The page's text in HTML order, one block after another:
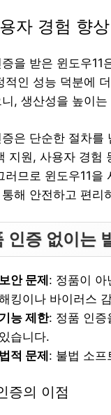
자 경험 향상
을 받은 윈도우11
적인 성능 덕분에
, 생산성을 높이
은 단순한 절차를
지원, 사용자 경험
러므로 윈도우11을
해 안전하고 편리
인증 없이는
보안 문제 : 정품이 아
킹이나 바이러스
기능 제한: 정품 인증
있습니다.
법적 문제 : 불법 소프
증의 이점